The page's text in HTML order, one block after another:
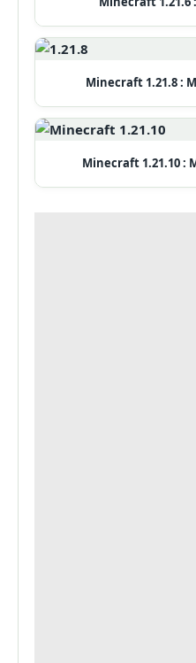
Minecraft 1.21.8 :
Minecraft 1.21.10 :